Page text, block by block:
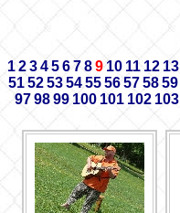
1 2 3 45 6 7 8 9 10 11 12 13
51 52 53 54 55 56 57 58 59
97 98 99 100 101 102 103